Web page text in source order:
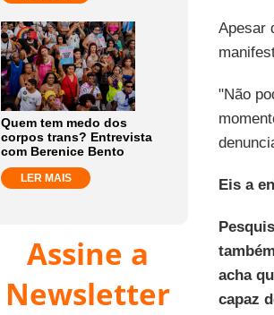
Quem tem medo dos
corpos trans? Entrevista
com Berenice Bento
LER MAIS
Assine a
Newsletter
Apesar
"Não
Eis a
acha
capaz